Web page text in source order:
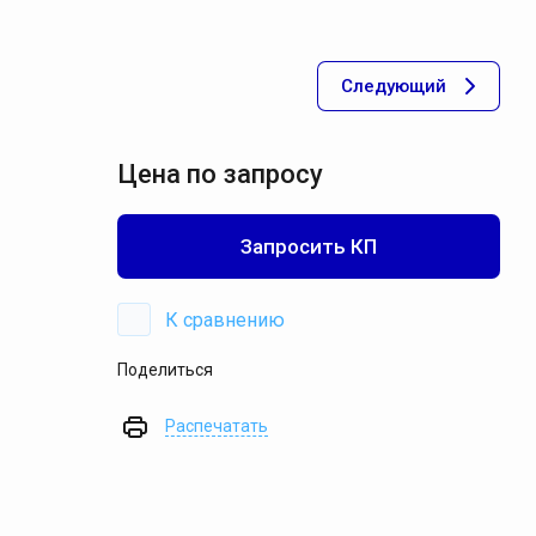
Пневмотранспорт
Следующий
Цена по запросу
Запросить КП
К сравнению
Поделиться
Распечатать